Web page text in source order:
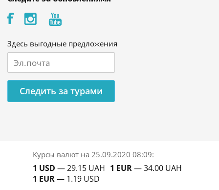
Здесь выгодные предложения
Следить за турами
Курсы валют на 25.09.2020 08:09:
1 USD — 29.15 UAH
1 EUR— 1.19 USD
1 EUR— 34.00 UAH